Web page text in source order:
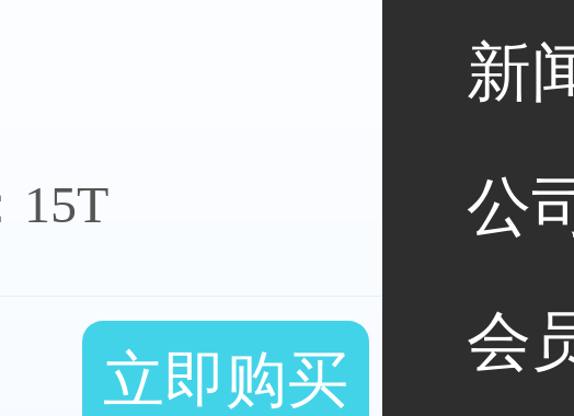
新
公
会
其他服务器
西班牙服务器
15T
立即购买